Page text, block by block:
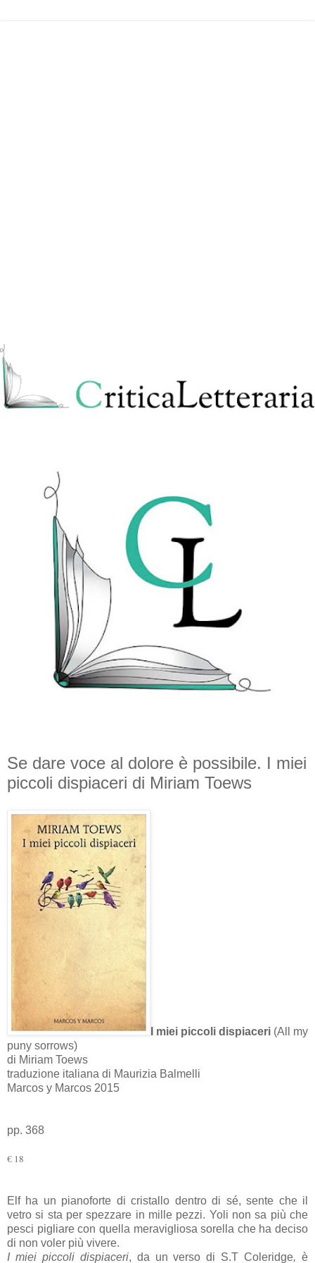
Se dare voce al dolore è possibile. I miei
piccoli dispiaceri di Miriam Toews
I miei piccoli dispiaceri (All my
puny sorrows)
di Miriam Toews
traduzione italiana di Maurizia Balmelli
Marcos y Marcos 2015
pp. 368
€ 18
Elf ha un pianoforte di cristallo dentro di sé, sente che il
vetro si sta per spezzare in mille pezzi. Yoli non sa più che
pesci pigliare con quella meravigliosa sorella che ha deciso
di non voler più vivere.
I miei piccoli dispiaceri, da un verso di S.T Coleridge,è